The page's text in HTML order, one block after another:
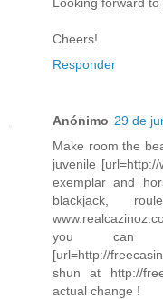
Cheers!
Responder
Anónimo 29 de
Make room the
juvenile [url=http://
exemplar and
blackjack,
you can
[url=http://
shun at http://
actual change !